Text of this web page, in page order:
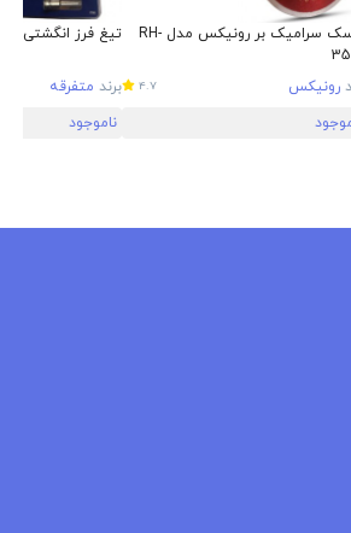
دیسک سرامیک بر رونیکس مدل RH-
رونیکس 4.7
تیغ فرز انگشتی 5 عددی
برند متفرقه
ناموجود